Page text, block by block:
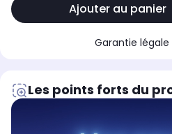
Ajouter au panier
Garantie légale
Les points forts du